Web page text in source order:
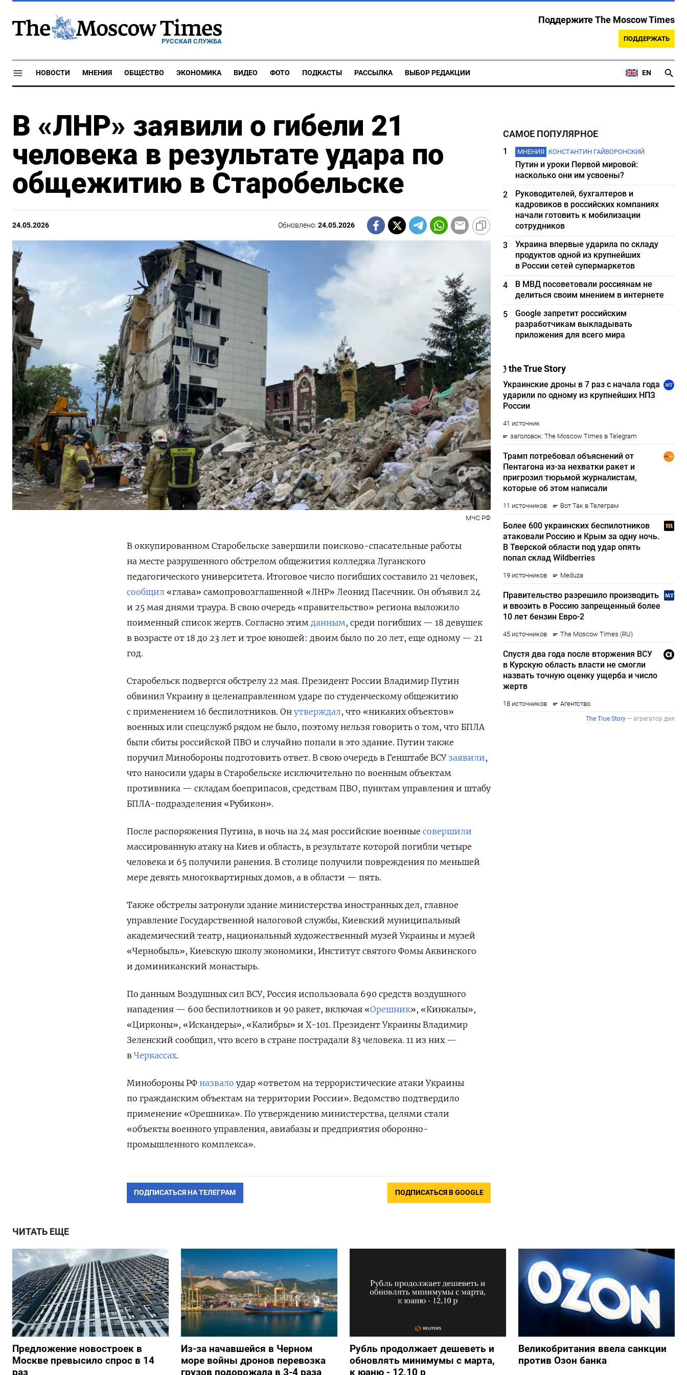
РУССКАЯ СЛУЖБА
Поддержите The Moscow Times
ПОДДЕРЖАТЬ
НОВОСТИ МНЕНИЯ ОБЩЕСТВО ЭКОНОМИКА ВИДЕО ФОТО ПОДКАСТЫ РАССЫЛКА ВЫБОР РЕДАКЦИИ EN
В «ЛНР» заявили о гибели 21
человека в результате удара по
общежитию в Старобельске
24.05.2026 Обновлено:24.05.2026
МЧС РФ
В оккупированном Старобельске завершили поисково-спасательные работы
на месте разрушенного обстрелом общежития колледжа Луганского
педагогического университета. Итоговое число погибших составило 21 человек,
сообщил «глава» самопровозглашенной «ЛНР» Леонид Пасечник. Он объявил 24
и 25 мая днями траура. В свою очередь «правительство» региона выложило
поименный список жертв. Согласно этим данным, среди погибших — 18 девушек
в возрасте от 18 до 23 лет и трое юношей: двоим было по 20 лет, еще одному — 21
год.
Старобельск подвергся обстрелу 22 мая. Президент России Владимир Путин
обвинил Украину в целенаправленном ударе по студенческому общежитию
с применением 16 беспилотников. Он утверждал, что «никаких объектов»
военных или спецслужб рядом не было, поэтому нельзя говорить о том, что БПЛА
были сбиты российской ПВО и случайно попали в это здание. Путин также
поручил Минобороны подготовить ответ. В свою очередь в Генштабе ВСУ заявили,
что наносили удары в Старобельске исключительно по военным объектам
противника — складам боеприпасов, средствам ПВО, пунктам управления и штабу
БПЛА-подразделения «Рубикон».
После распоряжения Путина, в ночь на 24 мая российские военные совершили
массированную атаку на Киев и область, в результате которой погибли четыре
человека и 65 получили ранения. В столице получили повреждения по меньшей
мере девять многоквартирных домов, а в области — пять.
Также обстрелы затронули здание министерства иностранных дел, главное
управление Государственной налоговой службы, Киевский муниципальный
академический театр, национальный художественный музей Украины и музей
«Чернобыль», Киевскую школу экономики, Институт святого Фомы Аквинского
и доминиканский монастырь.
По данным Воздушных сил ВСУ, Россия использовала 690 средств воздушного
нападения — 600 беспилотников и 90 ракет, включая «Орешник», «Кинжалы»,
«Цирконы», «Искандеры», «Калибры» и Х-101. Президент Украины Владимир
Зеленский сообщил, что всего в стране пострадали 83 человека. 11 из них —
в Черкассах.
Минобороны РФ назвало удар «ответом на террористические атаки Украины
по гражданским объектам на территории России». Ведомство подтвердило
применение «Орешника». По утверждению министерства, целями стали
«объекты военного управления, авиабазы и предприятия оборонно-
промышленного комплекса».
ПОДПИСАТЬСЯ НА ТЕЛЕГРАМ ПОДПИСАТЬСЯ В GOOGLE
САМОЕ ПОПУЛЯРНОЕ
1 МНЕНИЯ КОНСТАНТИН ГАЙВОРОНСКИЙ
Путин и уроки Первой мировой:
насколько они им усвоены?
2
Руководителей, бухгалтеров и
кадровиков в российских компаниях
начали готовить к мобилизации
сотрудников
3
Украина впервые ударила по складу
продуктов одной из крупнейших
в России сетей супермаркетов
4
В МВД посоветовали россиянам не
делиться своим мнением в интернете
5
Google запретит российским
разработчикам выкладывать
приложения для всего мира
ЧИТАТЬ ЕЩЕ
Предложение новостроек в
Москве превысило спрос в 14
раз
Из-за начавшейся в Черном
море войны дронов перевозка
грузов подорожала в 3-4 раза
Рубль продолжает дешеветь и
обновлять минимумы с марта,
к юаню - 12,10 р
Великобритания ввела санкции
против Озон банка